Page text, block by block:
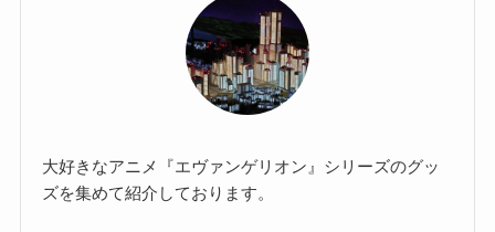
大好きなアニメ『エヴァンゲリオン』シリーズのグッ
ズを集めて紹介しております。